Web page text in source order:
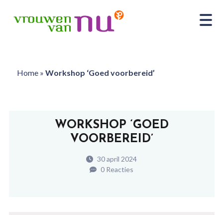
Home» Workshop ‘Goed voorbereid’
WORKSHOP ‘GOED
VOORBEREID’
30 april 2024
0 Reacties